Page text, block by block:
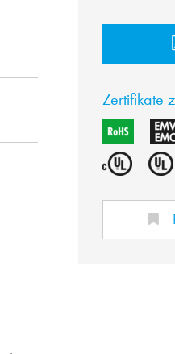
Zertifikate